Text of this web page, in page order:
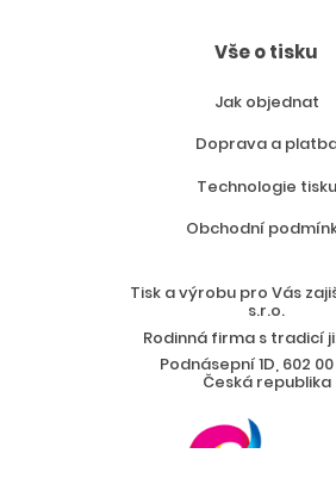
Vše o tisku
Jak objednat
Doprava a
Technologie tisku
Obchodní
Tisk a výrobu pro Vás
s.r.o.
Rodinná firma s tradicí
Podnásepní 1D, 602
Česká republika